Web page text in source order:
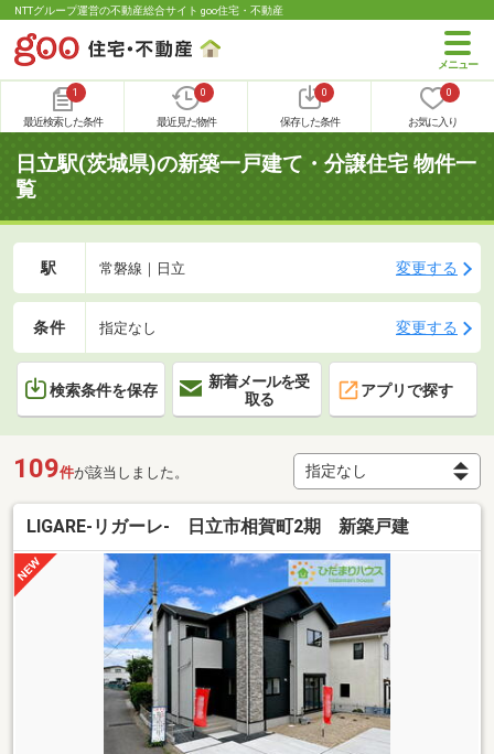
NTTグループ運営の不動産総合サイト goo住宅・不動産
1
最近検索した条件
0
最近見た物件
0
保存した条件
0
お気に入り
日立駅(茨城県)の新築一戸建て・分譲住宅 物件一
覧
駅 常磐線｜日立 変更する
条件 指定なし 変更する
検索条件を保存
新着メールを受
取る
アプリで探す
109件が該当しました。
LIGARE-リガーレ- 日立市相賀町2期 新築戸建